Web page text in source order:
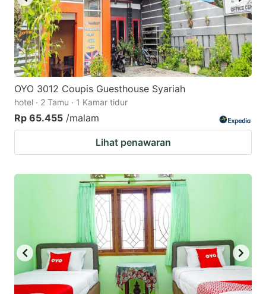
OYO 3012 Coupis Guesthouse Syariah
hotel · 2 Tamu · 1 Kamar tidur
Rp 65.455 /malam
Lihat penawaran